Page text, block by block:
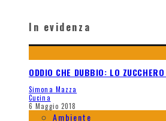
In evidenza
ODDIO CHE DUBBIO: LO ZUCCHERO
Simona Mazza
Cucina
6 Maggio 2018
Ambiente